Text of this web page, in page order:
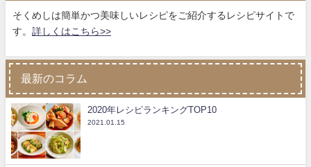
そくめしは簡単かつ美味しいレシピをご紹介するレシピサイトで
す。 詳しくはこちら>>
最新のコラム
2020年レシピランキングTOP10
2021.01.15